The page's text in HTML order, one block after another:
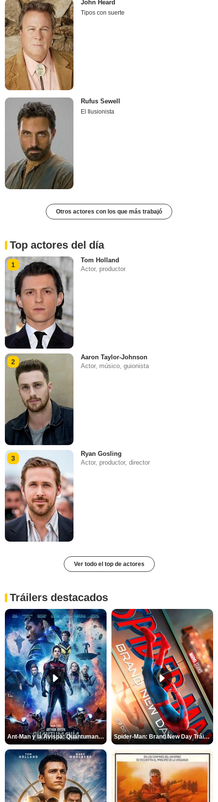
John Heard
Tipos con suerte
Rufus Sewell
El Ilusionista
Otros actores con los que más trabajó
Top actores del día
1
Tom Holland
Actor, productor
2
Aaron Taylor-Johnson
Actor, músico, guionista
3
Ryan Gosling
Actor, productor, director
Ver todo el top de actores
Tráilers destacados
Ant-Man y la Avispa: Quantumanía Tráiler (2) Spider-Man: Brand New Day Tráiler (3)